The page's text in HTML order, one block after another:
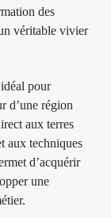
des
véritable vivier
pour
d’une région
aux terres
aux techniques
d’acquérir
une